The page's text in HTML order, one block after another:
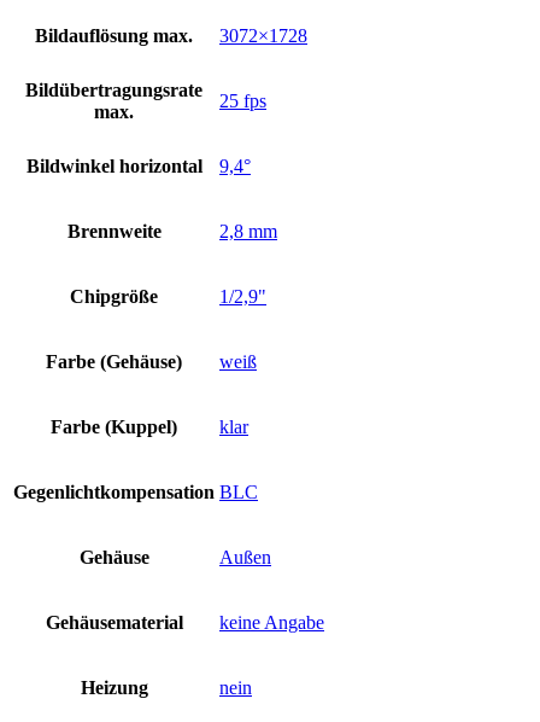
Bildauflösung max. 3072×1728
Bildübertragungsrate
max.
25 fps
Bildwinkel horizontal 9,4°
Brennweite 2,8 mm
Chipgröße 1/2,9"
Farbe (Gehäuse) weiß
Farbe (Kuppel) klar
Gegenlichtkompensation BLC
Gehäuse Außen
Gehäusematerial keine Angabe
Heizung nein